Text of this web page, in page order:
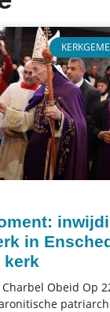
in
kerk
Obeid Op